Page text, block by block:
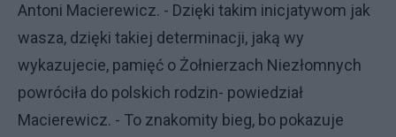
Antoni Macierewicz. - Dzięki takim inicjatywom jak
wasza, dzięki takiej determinacji, jaką wy
wykazujecie, pamięć o Żołnierzach Niezłomnych
powróciła do polskich rodzin- powiedział
Macierewicz. - To znakomity bieg, bo pokazuje